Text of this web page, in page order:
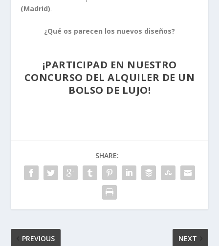
(Madrid).
¿Qué os parecen los nuevos diseños?
¡PARTICIPAD EN NUESTRO
CONCURSO DEL ALQUILER DE UN
BOLSO DE LUJO!
SHARE:
PREVIOUS NEXT